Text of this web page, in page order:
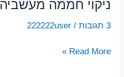
ניקוי חממה מעשביה
3 תגובות /
222222user
ניקוי
Read More »